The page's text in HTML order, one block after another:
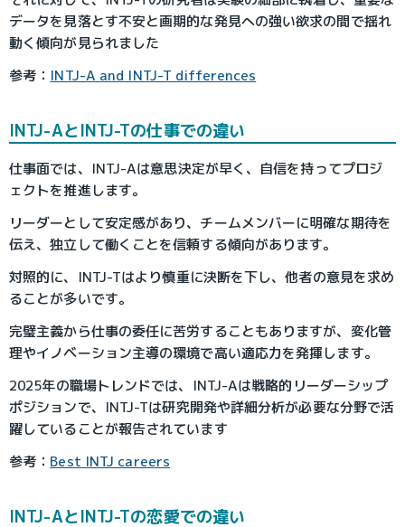
データを見落とす不安と画期的な発見への強い欲求の間で揺れ
動く傾向が見られました
参考： INTJ-A and INTJ-T differences
INTJ-AとINTJ-Tの仕事での違い
仕事面では、INTJ-Aは意思決定が早く、自信を持ってプロジ
ェクトを推進します。
リーダーとして安定感があり、チームメンバーに明確な期待を
伝え、独立して働くことを信頼する傾向があります。
対照的に、INTJ-Tはより慎重に決断を下し、他者の意見を求め
ることが多いです。
完璧主義から仕事の委任に苦労することもありますが、変化管
理やイノベーション主導の環境で高い適応力を発揮します。
2025年の職場トレンドでは、INTJ-Aは戦略的リーダーシップ
ポジションで、INTJ-Tは研究開発や詳細分析が必要な分野で活
躍していることが報告されています
参考： Best INTJ careers
INTJ-AとINTJ-Tの恋愛での違い